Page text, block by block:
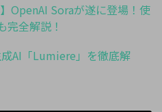
OpenAI Soraが遂に登場！使
完全解説！
AI 「Lumiere 」を徹底解